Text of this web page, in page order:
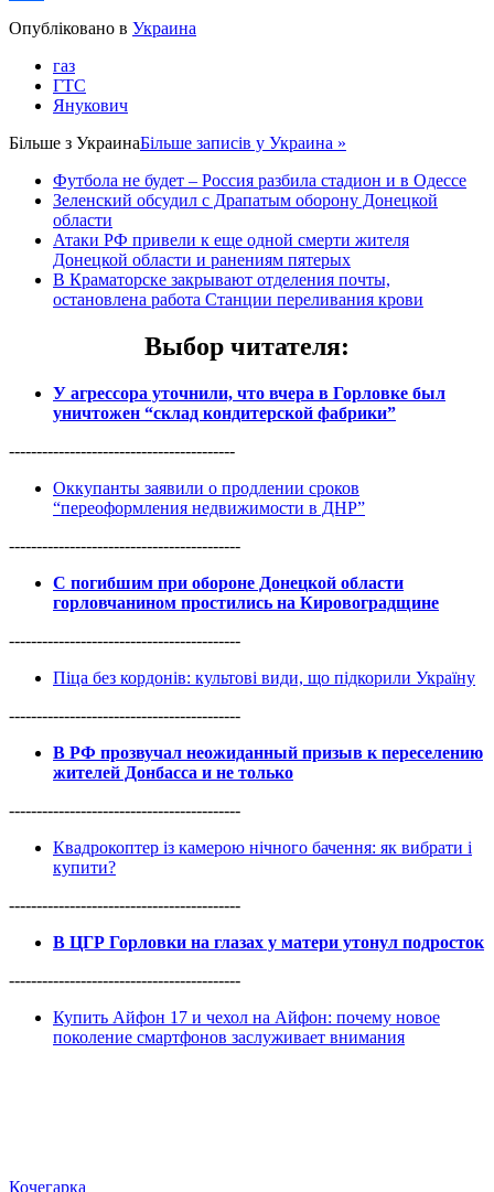
Share
Опубліковано в Украина
газ
ГТС
Янукович
Більше з УкраинаБільше записів у Украина »
Футбола не будет – Россия разбила стадион и в Одессе
Зеленский обсудил с Драпатым оборону Донецкой
области
Атаки РФ привели к еще одной смерти жителя
Донецкой области и ранениям пятерых
В Краматорске закрывают отделения почты,
остановлена работа Станции переливания крови
Выбор читателя:
У агрессора уточнили, что вчера в Горловке был
уничтожен “склад кондитерской фабрики”
-----------------------------------------
Оккупанты заявили о продлении сроков
“переоформления недвижимости в ДНР”
------------------------------------------
С погибшим при обороне Донецкой области
горловчанином простились на Кировоградщине
------------------------------------------
Піца без кордонів: культові види, що підкорили Україну
------------------------------------------
В РФ прозвучал неожиданный призыв к переселению
жителей Донбасса и не только
------------------------------------------
Квадрокоптер із камерою нічного бачення: як вибрати і
купити?
------------------------------------------
В ЦГР Горловки на глазах у матери утонул подросток
------------------------------------------
Купить Айфон 17 и чехол на Айфон: почему новое
поколение смартфонов заслуживает внимания
Кочегарка